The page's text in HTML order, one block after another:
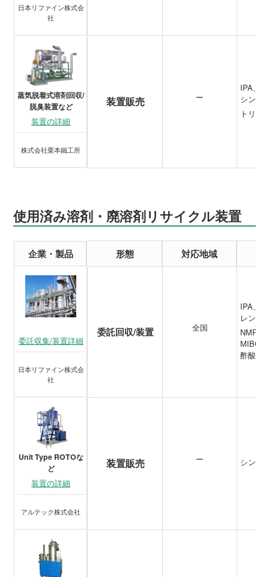
日本リファイン株式会
社
蒸気脱着式溶剤回収/
脱臭装置など
装置の詳細
株式会社栗本鐵工所
装置販売 ー
IPA、
シンナ
トリク
使用済み溶剤・廃溶剤リサイクル装置
企業・製品 形態 対応地域
委託収集/装置詳細
日本リファイン株式会
社
委託回収/装置 全国
IPA、
レン、
NMP、
MIBC
酢酸ブ
Unit Type ROTOな
ど
装置の詳細
アルテック株式会社
装置販売 ー シンナ